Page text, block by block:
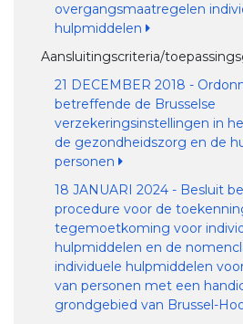
overgangsmaatregelen
hulpmiddelen
Aansluitingscriteria/
21 DECEMBER 2018 -
betreffende de Brusselse
verzekeringsinstellingen in
de gezondheidszorg en de
personen
18 JANUARI 2024 - Besluit
procedure voor de
tegemoetkoming voor
hulpmiddelen en de
individuele hulpmiddelen
van personen met een
grondgebied van Brussel-